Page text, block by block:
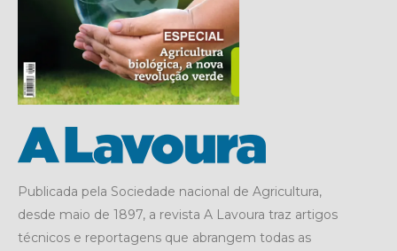
Publicada pela Sociedade nacional de Agricultura,
desde maio de 1897, a revista A Lavoura traz artigos
técnicos e reportagens que abrangem todas as